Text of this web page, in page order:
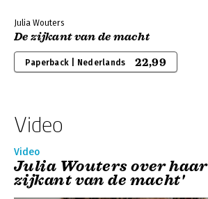
Julia Wouters
De zijkant van de macht
Paperback | Nederlands 22,99
Video
Video
Julia Wouters over haar
zijkant van de macht'